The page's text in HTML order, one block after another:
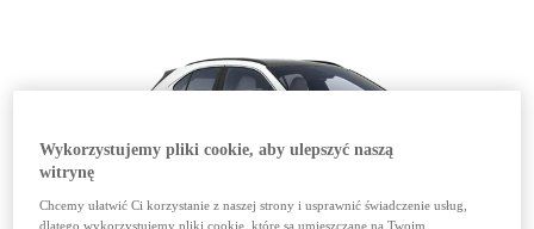
Wykorzystujemy pliki cookie, aby ulepszyć naszą
witrynę
Chcemy ułatwić Ci korzystanie z naszej strony i usprawnić świadczenie usług,
dlatego wykorzystujemy pliki cookie, które są umieszczane na Twoim